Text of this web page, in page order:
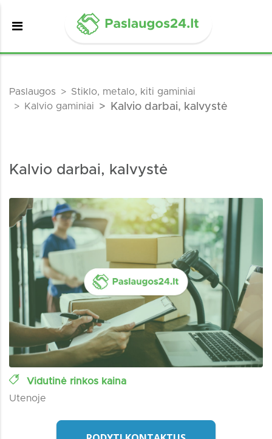
Paslaugos
Stiklo, metalo, kiti gaminiai
Kalvio gaminiai
Kalvio darbai, kalvystė
Kalvio darbai, kalvystė
Vidutinė rinkos kaina
Utenoje